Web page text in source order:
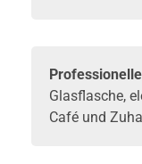
Glasflasche,
Café und